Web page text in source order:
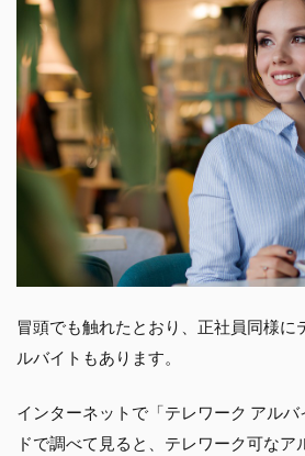
冒頭でも触れたとおり、正社員同様に
ルバイトもあります。
インターネットで「テレワーク アル
ドで調べて見ると、テレワーク可なア